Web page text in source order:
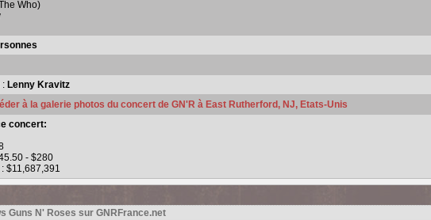
Who)
: Lenny Kravitz
à la galerie photos du concert de GN'R à East Rutherford, NJ, Etats-Unis
concert:
- $280
: $11,687,391
Guns N' Roses sur GNRFrance.net